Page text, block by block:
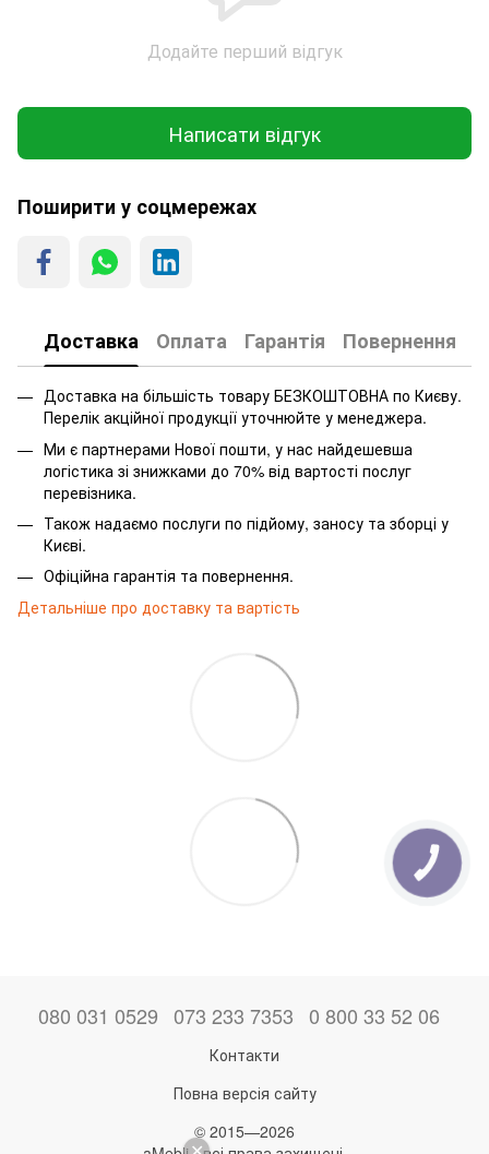
Додайте перший відгук
Написати відгук
Поширити у соцмережах
Доставка Оплата Гарантія Повернення
Доставка на більшість товару БЕЗКОШТОВНА по Києву.
Перелік акційної продукції уточнюйте у менеджера.
Ми є партнерами Нової пошти, у нас найдешевша
логістика зі знижками до 70% від вартості послуг
перевізника.
Також надаємо послуги по підйому, заносу та зборці у
Києві.
Офіційна гарантія та повернення.
Детальніше про доставку та вартість
080 031 0529 073 233 7353 0 800 33 52 06
Контакти
Повна версія сайту
© 2015—2026